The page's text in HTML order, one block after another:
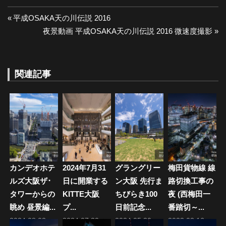
投
ビ
ゲ
ー
シ
ョ
ン
前
平成OSAKA天の川伝説 2016
次
稿:
夜景動画 平成OSAKA天の川伝説 2016 微速度撮影
関連記事
カンデオホテ
ルズ大阪ザ･
タワーからの
眺め 昼景編...
2024.08.02
2024年7月31
日に開業する
KITTE大阪
プ...
2024.07.30
グラングリー
ン大阪 先行ま
ちびらき100
日前記念...
2024.05.30
梅田貨物線 線
路切換工事の
夜 (西梅田一
番踏切～...
2023.02.16